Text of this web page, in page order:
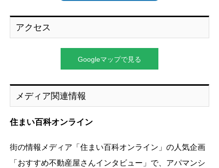
アクセス
Googleマップで見る
メディア関連情報
住まい百科オンライン
街の情報メディア「住まい百科オンライン」の人気企画
「おすすめ不動産屋さんインタビュー」で、アパマンシ